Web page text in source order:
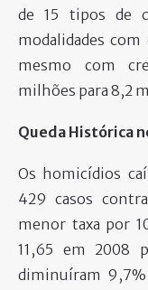
de 15 tipos de
modalidades
mesmo com
milhões para 8,2
Queda Histórica
Os homicídios
429 casos
menor taxa por
11,65 em 2008
diminuíram